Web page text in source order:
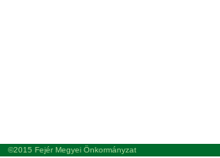
©2015 Fejér Megyei Önkormányzat